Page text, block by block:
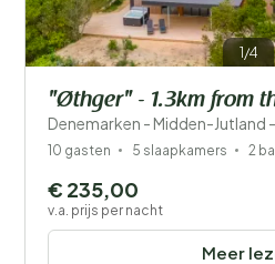
1/4
"Øthger" - 1.3km from
Denemarken - Midden-Jutland
10 gasten 5 slaapkamers 2
Meer
€ 235,00
v.a. prijs per nacht